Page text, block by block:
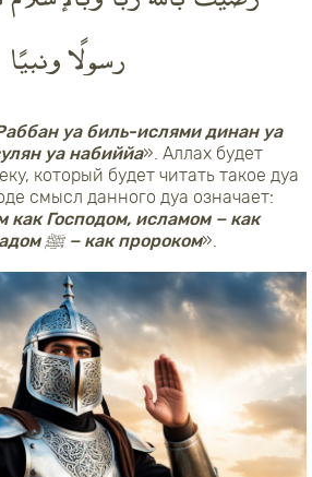
رسولًا ونبيًا
уа биль-ислями динан уа
уа набиййа». Аллах будет
который будет читать такое дуа
смысл данного дуа означает:
как Господом, исламом − как
религией и Мухаммадом ﷺ − как пророком».